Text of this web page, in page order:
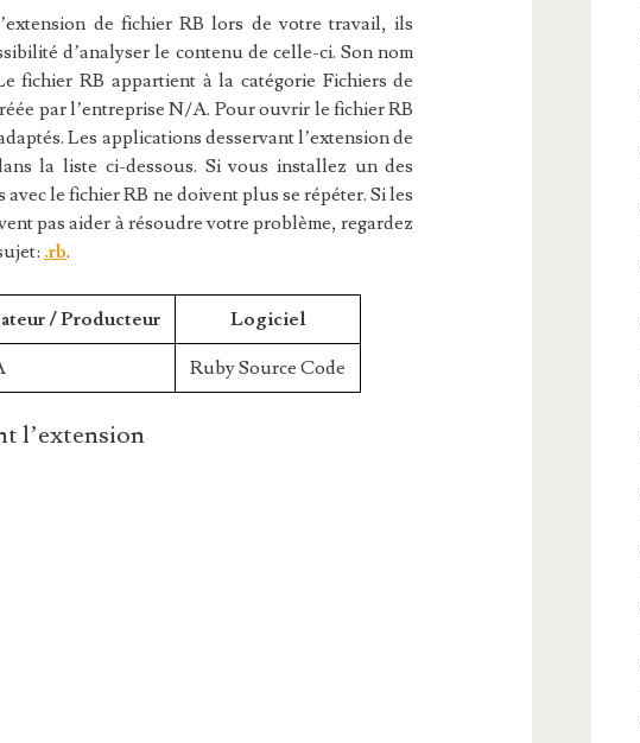
de fichier RB lors de votre travail, ils
d’analyser le contenu de celle-ci. Son nom
fichier RB appartient à la catégorie Fichiers de
par l’entreprise N/A. Pour ouvrir le fichier RB
Les applications desservant l’extension de
la liste ci-dessous. Si vous installez un des
le fichier RB ne doivent plus se répéter. Si les
pas aider à résoudre votre problème, regardez
.rb.
/ Producteur Logiciel
Ruby Source Code
l’extension